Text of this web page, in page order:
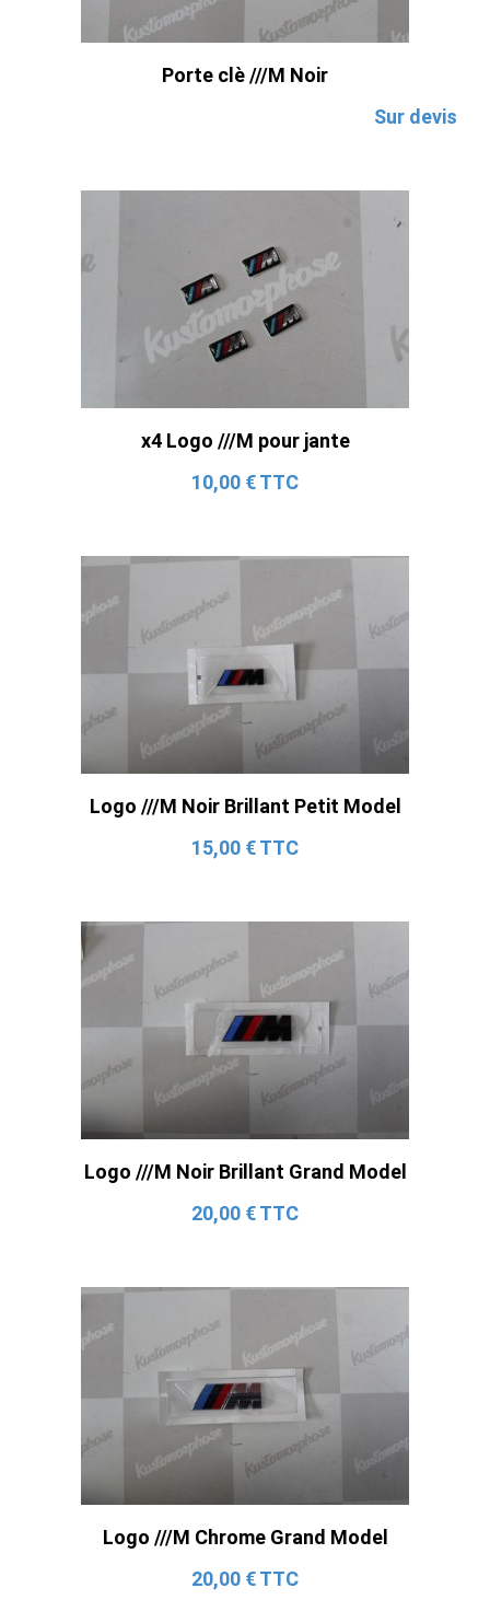
Porte clè ///M Noir
Sur devis
x4 Logo ///M pour jante
10,00 € TTC
Logo ///M Noir Brillant Petit Model
15,00 € TTC
Logo ///M Noir Brillant Grand Model
20,00 € TTC
Logo ///M Chrome Grand Model
20,00 € TTC